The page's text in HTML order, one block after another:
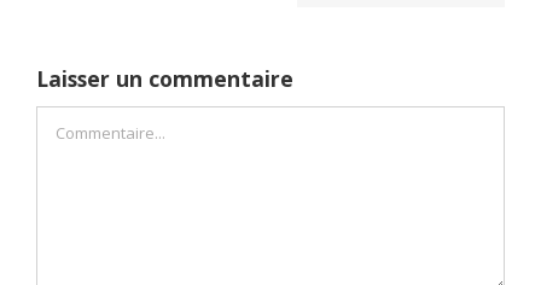
Laisser un commentaire